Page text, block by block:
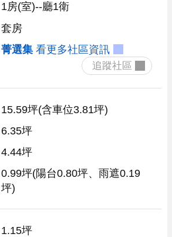
1房(室)--廳1衛
套房
菁選集 看更多社區資訊
15.59坪(含車位3.81坪)
6.35坪
4.44坪
0.99坪(陽台0.80坪、雨遮0.19
坪)
1.15坪